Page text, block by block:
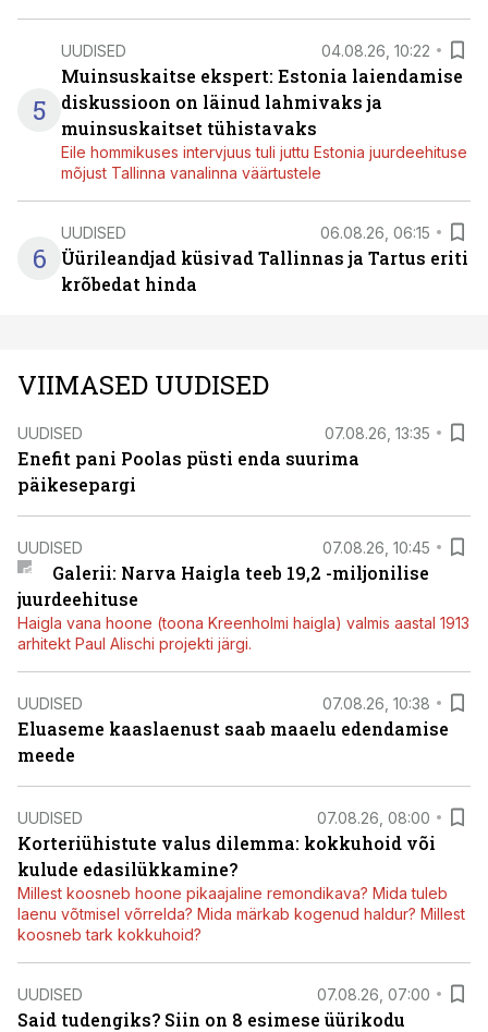
5
UUDISED 04.08.26, 10:22
Muinsuskaitse ekspert: Estonia laiendamise
diskussioon on läinud lahmivaks ja
muinsuskaitset tühistavaks
Eile hommikuses intervjuus tuli juttu Estonia juurdeehituse
mõjust Tallinna vanalinna väärtustele
6
UUDISED 06.08.26, 06:15
Üürileandjad küsivad Tallinnas ja Tartus eriti
krõbedat hinda
VIIMASED UUDISED
UUDISED 07.08.26, 13:35
Enefit pani Poolas püsti enda suurima
päikesepargi
UUDISED 07.08.26, 10:45
Galerii: Narva Haigla teeb 19,2 -miljonilise
juurdeehituse
Haigla vana hoone (toona Kreenholmi haigla) valmis aastal 1913
arhitekt Paul Alischi projekti järgi.
UUDISED 07.08.26, 10:38
Eluaseme kaaslaenust saab maaelu edendamise
meede
UUDISED 07.08.26, 08:00
Korteriühistute valus dilemma: kokkuhoid või
kulude edasilükkamine?
Millest koosneb hoone pikaajaline remondikava? Mida tuleb
laenu võtmisel võrrelda? Mida märkab kogenud haldur? Millest
koosneb tark kokkuhoid?
UUDISED 07.08.26, 07:00
Said tudengiks? Siin on 8 esimese üürikodu